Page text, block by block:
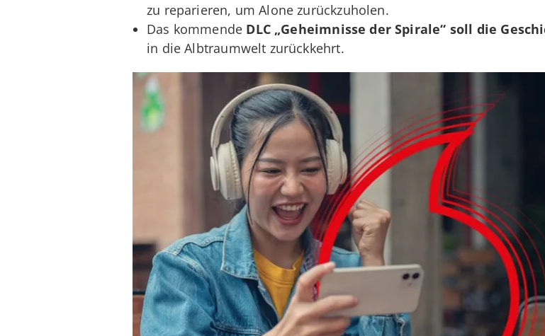
zu reparieren, um Alone zurückzuholen.
Das kommende DLC „Geheimnisse der Spirale“ soll die
in die Albtraumwelt zurückkehrt.